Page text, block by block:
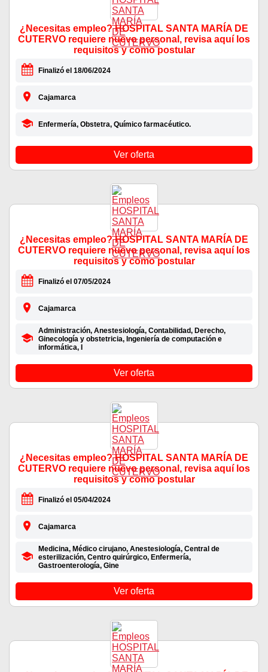
¿Necesitas empleo? HOSPITAL SANTA MARÍA DE
CUTERVO requiere nuevo personal, revisa aquí los
requisitos y como postular
Finalizó el 18/06/2024
Cajamarca
Enfermería, Obstetra, Químico farmacéutico.
Ver oferta
¿Necesitas empleo? HOSPITAL SANTA MARÍA DE
CUTERVO requiere nuevo personal, revisa aquí los
requisitos y como postular
Finalizó el 07/05/2024
Cajamarca
Administración, Anestesiología, Contabilidad, Derecho,
Ginecología y obstetricia, Ingeniería de computación e
informática, I
Ver oferta
¿Necesitas empleo? HOSPITAL SANTA MARÍA DE
CUTERVO requiere nuevo personal, revisa aquí los
requisitos y como postular
Finalizó el 05/04/2024
Cajamarca
Medicina, Médico cirujano, Anestesiología, Central de
esterilización, Centro quirúrgico, Enfermería,
Gastroenterología, Gine
Ver oferta